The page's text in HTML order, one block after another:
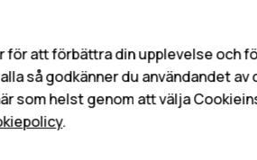
påSpara.
en kontakt
för att förbättra din upplevelse och
så godkänner du användandet
som helst genom att välja
.